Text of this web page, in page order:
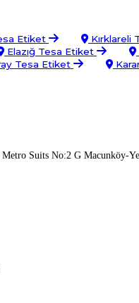
Etiket Kırklareli
Elazığ Tesa Etiket
Tesa Etiket
Suits No:2 G Macunköy-